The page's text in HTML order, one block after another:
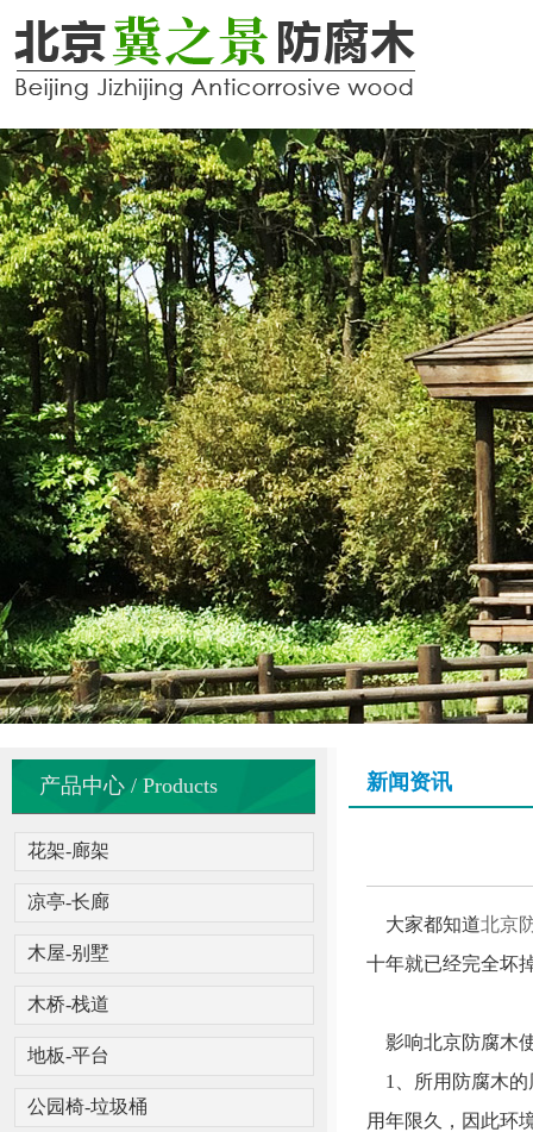
产品中心 / Products
花架-廊架
凉亭-长廊
木屋-别墅
木桥-栈道
地板-平台
公园椅-垃圾桶
新闻资讯
大家都知道北京
十年就已经完全坏
影响北京防腐木
1、所用防腐木的
用年限久，因此环